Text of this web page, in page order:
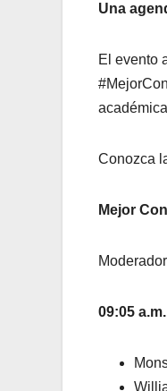
Una
El evento
Conozca
Mejor
09:05